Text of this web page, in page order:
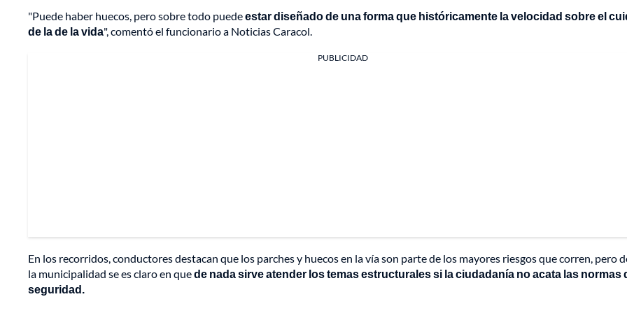
"Puede haber huecos, pero sobre todo puedeestar diseñado de una forma que históricamente la velocidad sobre el
de la de la vida", comentó el funcionario a Noticias Caracol.
PUBLICIDAD
En los recorridos, conductores destacan que los parches y huecos en la vía son parte de los mayores riesgos que corren, pero
la municipalidad se es claro en quede nada sirve atender los temas estructurales si la ciudadanía no acata las normas
seguridad.